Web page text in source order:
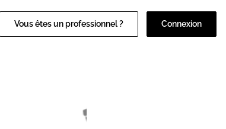
Vous êtes un professionnel ? Connexion